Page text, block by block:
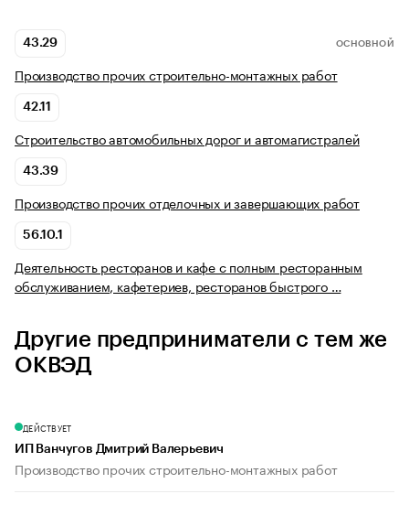
43.29 ОСНОВНОЙ
Производство прочих строительно-монтажных работ
42.11
Строительство автомобильных дорог и автомагистралей
43.39
Производство прочих отделочных и завершающих работ
56.10.1
Деятельность ресторанов и кафе с полным ресторанным
обслуживанием, кафетериев, ресторанов быстрого …
Другие предприниматели с тем же
ОКВЭД
ДЕЙСТВУЕТ
ИП Ванчугов Дмитрий Валерьевич
Производство прочих строительно-монтажных работ